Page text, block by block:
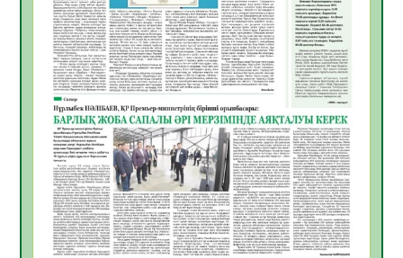
АПВ вакцинасы туралы мәлімет
06.08.2026
27
Open Air: Қызылорда облысы полиция
департаменті 20 мыңнан астам
көрерменнің қауіпсіздігін қамтамасыз етті
06.08.2026
39
ҚЫЗЫЛОРДАДА «САНАЛЫ ҰРПАҚ –
ЖАРҚЫН БОЛАШАҚ» АТТЫ КЕҢЕЙТІЛГЕН
МӘЖІЛІС ӨТТІ
05.08.2026
39